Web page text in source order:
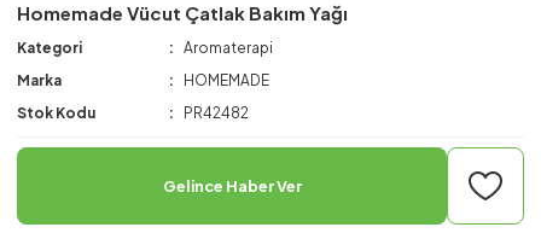
Homemade Vücut Çatlak Bakım Yağı
Kategori
Aromaterapi
Marka
HOMEMADE
Stok Kodu
PR42482
Gelince Haber Ver